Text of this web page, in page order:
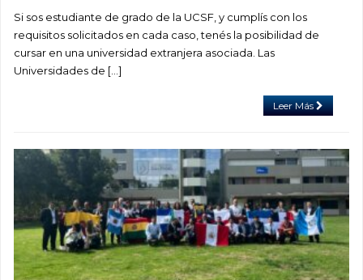
Si sos estudiante de grado de la UCSF, y cumplís con los
requisitos solicitados en cada caso, tenés la posibilidad de
cursar en una universidad extranjera asociada. Las
Universidades de […]
Leer Más